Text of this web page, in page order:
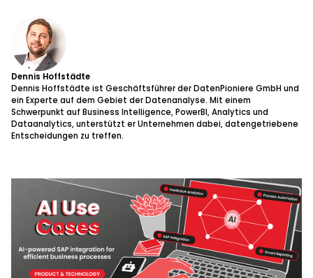
Dennis Hoffstädte
Dennis Hoffstädte ist Geschäftsführer der DatenPioniere GmbH und
ein Experte auf dem Gebiet der Datenanalyse. Mit einem
Schwerpunkt auf Business Intelligence, PowerBI, Analytics und
Dataanalytics, unterstützt er Unternehmen dabei, datengetriebene
Entscheidungen zu treffen.
Technology